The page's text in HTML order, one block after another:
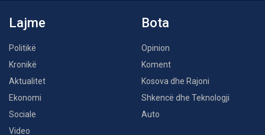
Lajme
Politikë
Kronikë
Aktualitet
Ekonomi
Sociale
Video
Bota
Opinion
Koment
Kosova dhe Rajoni
Shkencë dhe Teknologji
Auto